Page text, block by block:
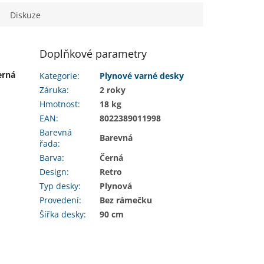
Diskuze
Doplňkové parametry
Kategorie:
Plynové varné desky
Záruka:
2 roky
Hmotnost:
18 kg
EAN:
8022389011998
Barevná
řada:
Barevná
Barva:
Černá
Design:
Retro
Typ desky:
Plynová
Provedení:
Bez rámečku
Šířka desky: 90 cm